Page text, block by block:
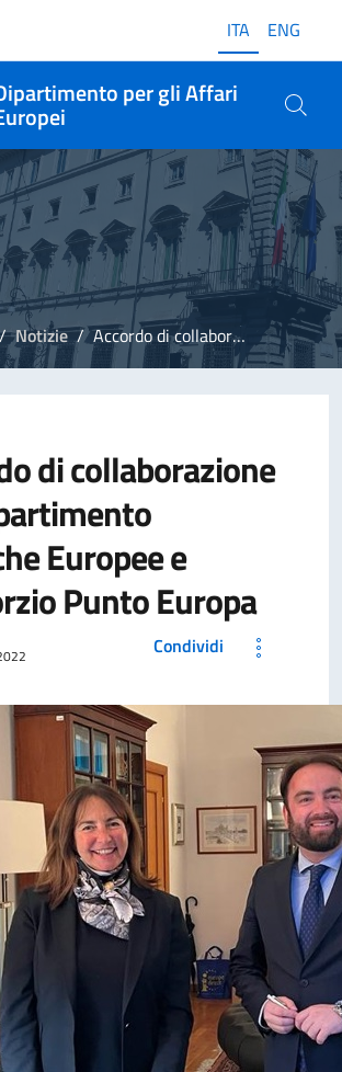
ITA ENG
per gli Affari
Notizie Accordo di collaborazione tra Dipartimento Politiche Europee e Consorzio Punto Europa
di collaborazione
Europee e
Punto Europa
Condividi